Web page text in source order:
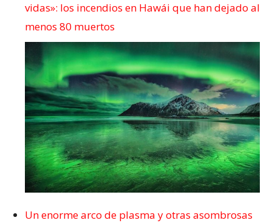
vidas»: los incendios en Hawái que han dejado al
menos 80 muertos
Un enorme arco de plasma y otras asombrosas